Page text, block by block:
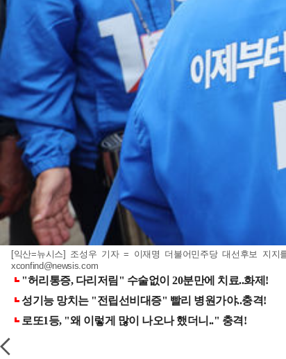
[익산=뉴시스] 조성우 기자 = 이재명 더불어민주당 대선후보 지
xconfind@newsis.com